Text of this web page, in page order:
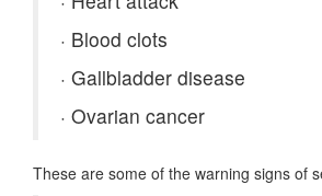
· Blood clots
· Gallbladder disease
· Ovarian cancer
These are some of the warning signs of